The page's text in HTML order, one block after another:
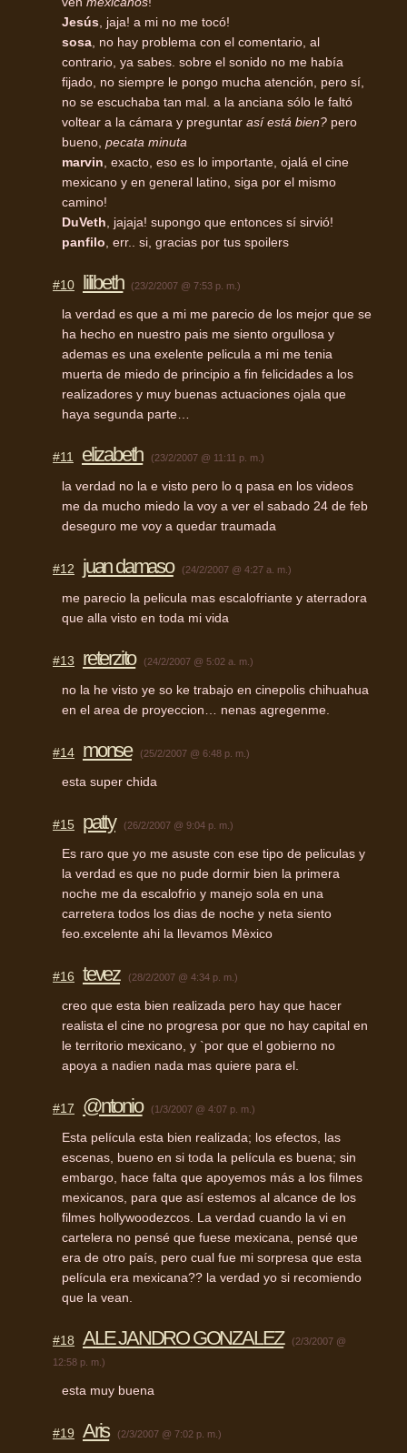
Jesús , jaja! a mi no me tocó!
sosa , no hay problema con el comentario, al
contrario, ya sabes. sobre el sonido no me había
fijado, no siempre le pongo mucha atención, pero sí,
no se escuchaba tan mal. a la anciana sólo le faltó
voltear a la cámara y preguntar así está bien? pero
bueno, pecata minuta
marvin , exacto, eso es lo importante, ojalá el cine
mexicano y en general latino, siga por el mismo
camino!
DuVeth , jajaja! supongo que entonces sí sirvió!
panfilo , err.. si, gracias por tus spoilers
#10 lilibeth (23/2/2007 @ 7:53 p. m.)
la verdad es que a mi me parecio de los mejor que se
ha hecho en nuestro pais me siento orgullosa y
ademas es una exelente pelicula a mi me tenia
muerta de miedo de principio a fin felicidades a los
realizadores y muy buenas actuaciones ojala que
haya segunda parte…
#11 elizabeth (23/2/2007 @ 11:11 p. m.)
la verdad no la e visto pero lo q pasa en los videos
me da mucho miedo la voy a ver el sabado 24 de feb
deseguro me voy a quedar traumada
#12 juan damaso (24/2/2007 @ 4:27 a. m.)
me parecio la pelicula mas escalofriante y aterradora
que alla visto en toda mi vida
#13 reterzito (24/2/2007 @ 5:02 a. m.)
no la he visto ye so ke trabajo en cinepolis chihuahua
en el area de proyeccion… nenas agregenme.
#14 monse (25/2/2007 @ 6:48 p. m.)
esta super chida
#15 patty (26/2/2007 @ 9:04 p. m.)
Es raro que yo me asuste con ese tipo de peliculas y
la verdad es que no pude dormir bien la primera
noche me da escalofrio y manejo sola en una
carretera todos los dias de noche y neta siento
feo.excelente ahi la llevamos Mèxico
#16 tevez (28/2/2007 @ 4:34 p. m.)
creo que esta bien realizada pero hay que hacer
realista el cine no progresa por que no hay capital en
le territorio mexicano, y `por que el gobierno no
apoya a nadien nada mas quiere para el.
#17 @ntonio (1/3/2007 @ 4:07 p. m.)
Esta película esta bien realizada; los efectos, las
escenas, bueno en si toda la película es buena; sin
embargo, hace falta que apoyemos más a los filmes
mexicanos, para que así estemos al alcance de los
filmes hollywoodezcos. La verdad cuando la vi en
cartelera no pensé que fuese mexicana, pensé que
era de otro país, pero cual fue mi sorpresa que esta
película era mexicana?? la verdad yo si recomiendo
que la vean.
#18 ALE JANDRO GONZALEZ
(2/3/2007 @
12:58 p. m.)
esta muy buena
#19 Aris (2/3/2007 @ 7:02 p. m.)